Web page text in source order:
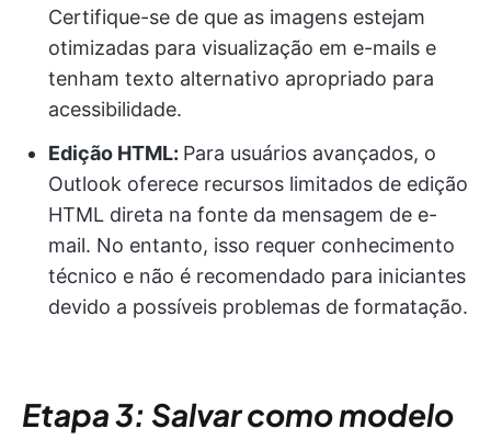
Certifique-se de que as imagens estejam
otimizadas para visualização em e-mails e
tenham texto alternativo apropriado para
acessibilidade.
Edição HTML: Para usuários avançados, o
Outlook oferece recursos limitados de edição
HTML direta na fonte da mensagem de e-
mail. No entanto, isso requer conhecimento
técnico e não é recomendado para iniciantes
devido a possíveis problemas de formatação.
Etapa 3: Salvar como modelo